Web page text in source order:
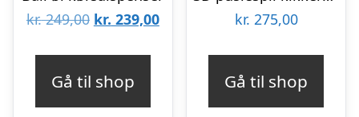
kr.249,00 Den
kr. 239,00Den
Gå til shop
kr. 275,00
Gå til shop